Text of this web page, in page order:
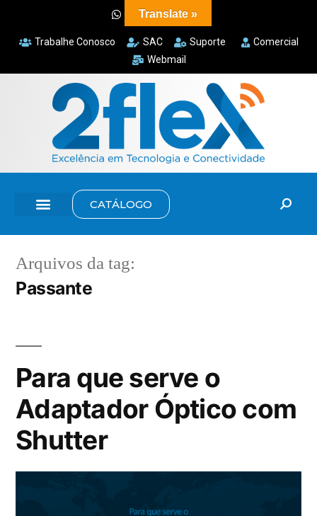
Trabalhe Conosco SAC Suporte
Comercial
Webmail
CATÁLOGO
Arquivos da tag:
Passante
Para que serve o
Adaptador Óptico com
Shutter
Translate »